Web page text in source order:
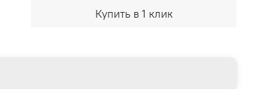
Купить в 1 клик